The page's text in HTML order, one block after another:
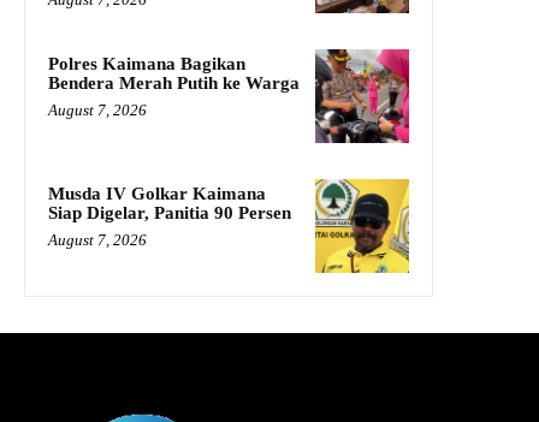
Polres Kaimana Bagikan
Bendera Merah Putih ke Warga
August 7, 2026
Musda IV Golkar Kaimana
Siap Digelar, Panitia 90 Persen
August 7, 2026